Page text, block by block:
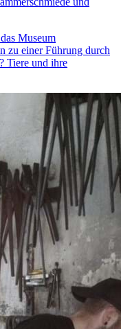
Museum
zu einer Führung durch
Tiere und ihre